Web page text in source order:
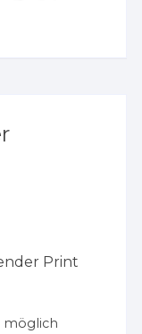
Print
möglich